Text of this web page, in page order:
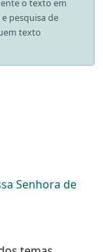
o texto em
pesquisa de
texto
Senhora de